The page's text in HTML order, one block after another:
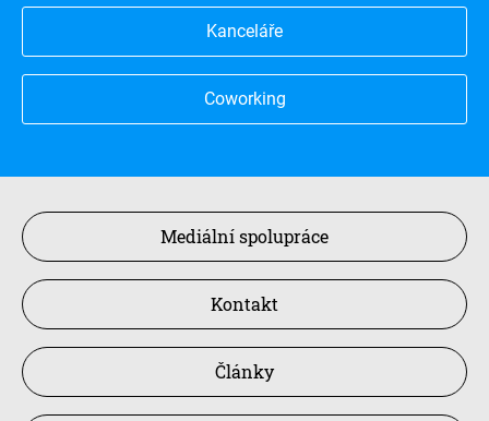
Kanceláře
Coworking
Mediální spolupráce
Kontakt
Články